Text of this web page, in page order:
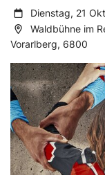
Dienstag, 21
Waldbühne im
Vorarlberg, 6800